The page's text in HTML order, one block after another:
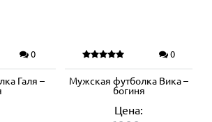
0
Галя –
0
Мужская футболка Вика –
богиня
Цена: